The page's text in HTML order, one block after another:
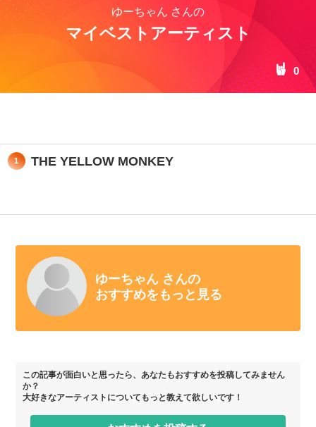
ゆーちゃん さんの
マイベストアーティスト
0
1 THE YELLOW MONKEY
ゆーちゃん さんの
おすすめをもっと見る
この記事が面白いと思ったら、あなたもおすすめを投稿してみません
か？
大好きなアーティストについてもっと教えて欲しいです！